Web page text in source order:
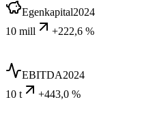
Egenkapital2024
10 mill
+222,6 %
EBITDA2024
10 t
+443,0 %